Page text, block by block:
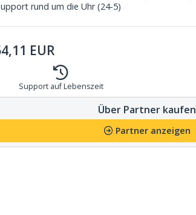
rund um die Uhr (24-5)
EUR
Support auf Lebenszeit
Über Partner kaufen
Partner anzeigen